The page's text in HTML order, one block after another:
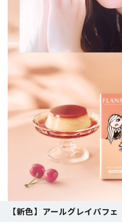
【新色】アールグレイパフェ